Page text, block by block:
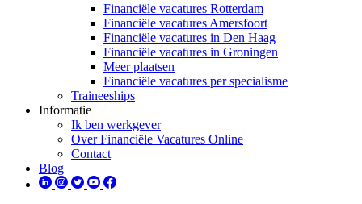
Financiële vacatures Rotterdam
Financiële vacatures Amersfoort
Financiële vacatures in Den Haag
Financiële vacatures in Groningen
Meer plaatsen
Financiële vacatures per specialisme
Traineeships
Informatie
Ik ben werkgever
Over Financiële Vacatures Online
Contact
Blog